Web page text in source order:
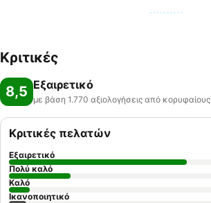
Κριτικές
8,5 Εξαιρετικό
με βάση 1.770 αξιολογήσεις από κορυφαίους
Κριτικές πελατών
Εξαιρετικό
Πολύ καλό
Καλό
Ικανοποιητικό